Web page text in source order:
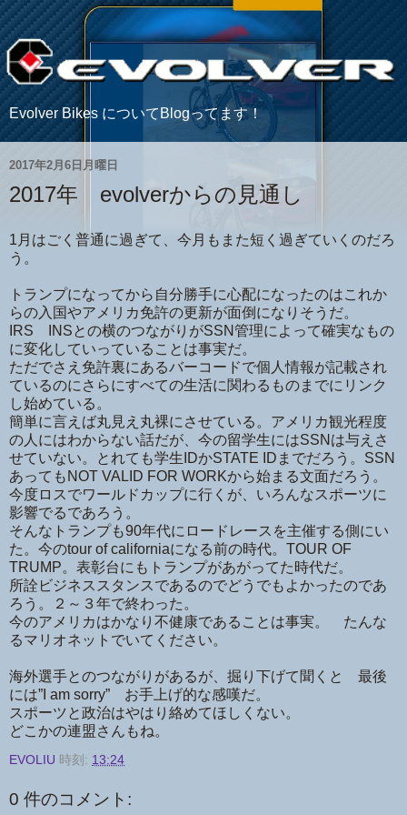
Evolver Bikes についてBlogってます！
2017年2月6日月曜日
2017年 evolverからの見通し
1月はごく普通に過ぎて、今月もまた短く過ぎていくのだろ
う。
トランプになってから自分勝手に心配になったのはこれか
らの入国やアメリカ免許の更新が面倒になりそうだ。
IRS INSとの横のつながりがSSN管理によって確実なもの
に変化していっていることは事実だ。
ただでさえ免許裏にあるバーコードで個人情報が記載され
ているのにさらにすべての生活に関わるものまでにリンク
し始めている。
簡単に言えば丸見え丸裸にさせている。アメリカ観光程度
の人にはわからない話だが、今の留学生にはSSNは与えさ
せていない。とれても学生IDかSTATE IDまでだろう。SSN
あってもNOT VALID FOR WORKから始まる文面だろう。
今度ロスでワールドカップに行くが、いろんなスポーツに
影響でるであろう。
そんなトランプも90年代にロードレースを主催する側にい
た。今のtour of californiaになる前の時代。TOUR OF
TRUMP。表彰台にもトランプがあがってた時代だ。
所詮ビジネススタンスであるのでどうでもよかったのであ
ろう。２～３年で終わった。
今のアメリカはかなり不健康であることは事実。 たんな
るマリオネットでいてください。
海外選手とのつながりがあるが、掘り下げて聞くと 最後
には”I am sorry” お手上げ的な感嘆だ。
スポーツと政治はやはり絡めてほしくない。
どこかの連盟さんもね。
EVOLIU 時刻: 13:24
0 件のコメント: